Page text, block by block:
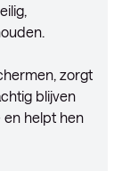
zorgt
blijven
en helpt hen